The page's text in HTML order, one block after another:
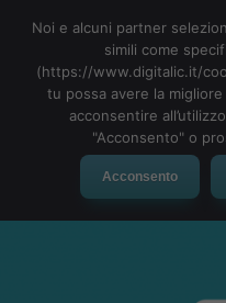
Noi e alcuni partner
simili come
(https://www.digitalic.it/
tu possa avere la
acconsentire
"Acconsento" o
Acconsento